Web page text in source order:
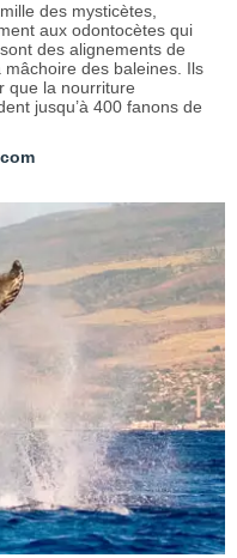
des mysticètes,
aux odontocètes qui
des alignements de
des baleines. Ils
que la nourriture
jusqu’à 400 fanons de